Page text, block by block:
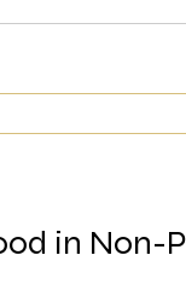
in Non-